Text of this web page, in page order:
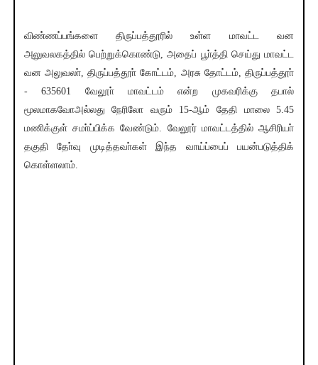
விண்ணப்பங்களை திருப்பத்தூரில் உள்ள மாவட்ட வன
அலுவலகத்தில் பெற்றுக்கொண்டு, அதைப் பூா்த்தி செய்து மாவட்ட
வன அலுவலா், திருப்பத்தூா் கோட்டம், அரசு தோட்டம், திருப்பத்தூா்
- 635601 வேலூா் மாவட்டம் என்ற முகவரிக்கு தபால்
மூலமாகவோஅல்லது நேரிலோ வரும் 15-ஆம் தேதி மாலை 5.45
மணிக்குள் சமா்ப்பிக்க வேண்டும். வேலூர் மாவட்டத்தில் ஆசிரியா்
தகுதி தோ்வு முடித்தவா்கள் இந்த வாய்ப்பைப் பயன்படுத்திக்
கொள்ளலாம்.